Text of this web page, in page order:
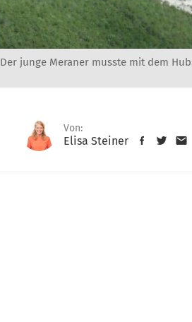
Der junge Meraner musste mit dem
Von:
Elisa Steiner